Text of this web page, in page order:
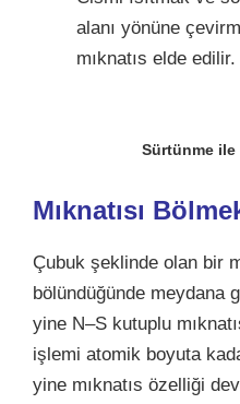
alanı yönüne
mıknatıs elde edilir.
Sürtünme ile
Mıknatısı
Çubuk şeklinde olan bir
bölündüğünde meydana
yine N–S kutuplu
işlemi atomik boyuta
yine mıknatıs özelliği